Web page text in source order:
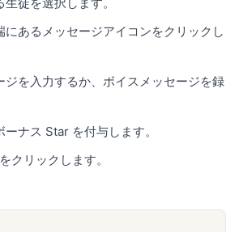
にあるメッセージアイコンをクリックし
ジを入力するか、ボイスメッセージを録
ナス Star を付与します。
をクリックします。